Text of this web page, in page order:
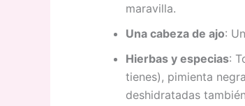
maravilla.
Una cabeza de ajo:
Hierbas y especias:
tienes), pimienta
deshidratadas